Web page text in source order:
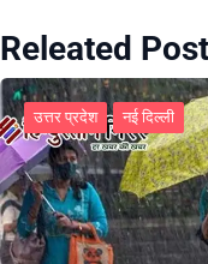
Releated
उत्तर प्रदेश नई दिल्ली